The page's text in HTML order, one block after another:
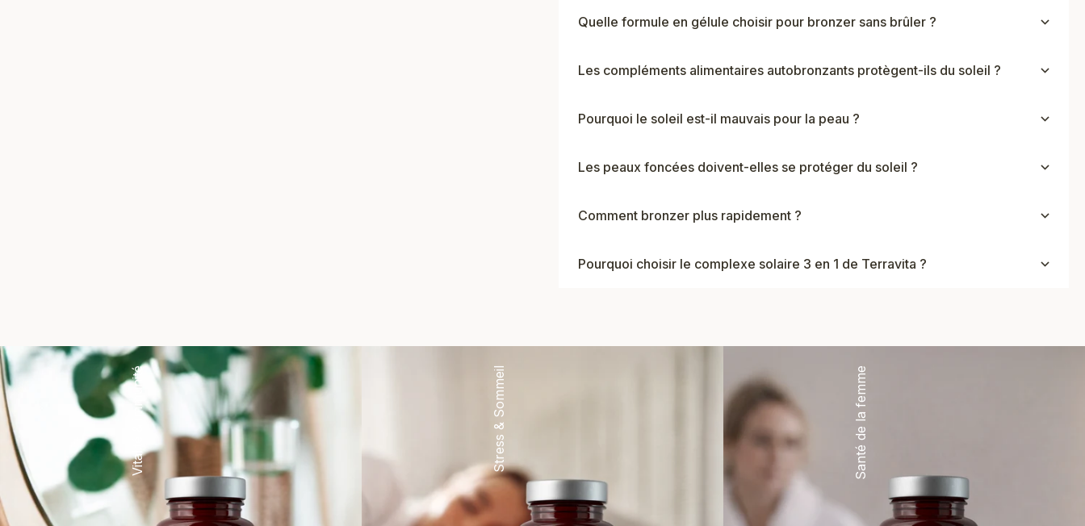
Quelle formule en gélule choisir pour bronzer sans brûler ?
Les compléments alimentaires autobronzants protègent-ils du soleil ?
Pourquoi le soleil est-il mauvais pour la peau ?
Les peaux foncées doivent-elles se protéger du soleil ?
Comment bronzer plus rapidement ?
Pourquoi choisir le complexe solaire 3 en 1 de Terravita ?
Vitalité & immunité Stress & Sommeil Santé de la femme